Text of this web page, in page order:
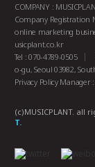
COMPANY :
Company Registration
online marketing
usicplant.co.kr
Tel : 070-4789-0505
o-gu, Seoul 03982,
Privacy Policy Manager
(c)MUSICPLANT. all
T.